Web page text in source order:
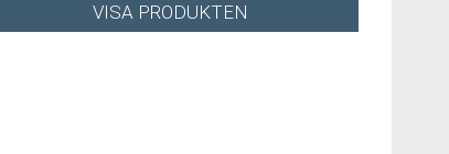
VISA PRODUKTEN